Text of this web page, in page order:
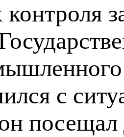
с
посещал